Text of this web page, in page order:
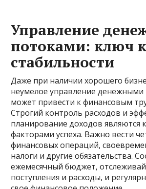
Управление
потоками: ключ к
стабильности
Даже при наличии хорошего
неумелое управление
может привести к финансовым
Строгий контроль расходов и
планирование доходов являются
факторами успеха. Важно вести
финансовых операций,
налоги и другие обязательства.
ежемесячный бюджет,
поступления и расходы, и